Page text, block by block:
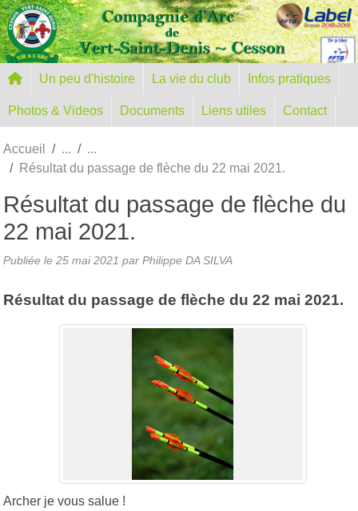
Un peu d'histoire La vie du club Infos pratiques
Photos & Videos Documents Liens utiles Contact
Accueil
Résultat du passage de flèche du 22 mai 2021.
Résultat du passage de flèche du
22 mai 2021.
Publiée le 25 mai 2021 par Philippe DA SILVA
Résultat du passage de flèche du 22 mai 2021.
Archer je vous salue !
Panneau de gestion des cookies